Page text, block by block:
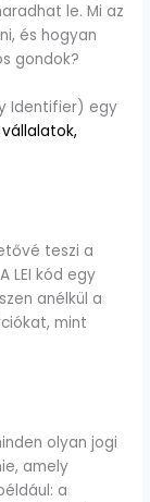
le. Mi az
és hogyan
gondok?
Identifier) egy
teszi a
LEI kód egy
anélkül a
mint
olyan jogi
amely
a